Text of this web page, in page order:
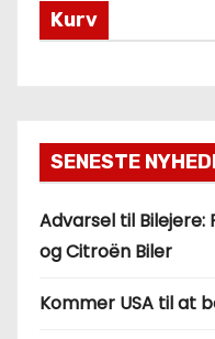
Kurv
SENESTE
Advarsel til Bilejere:
og Citroën Biler
Kommer USA til at